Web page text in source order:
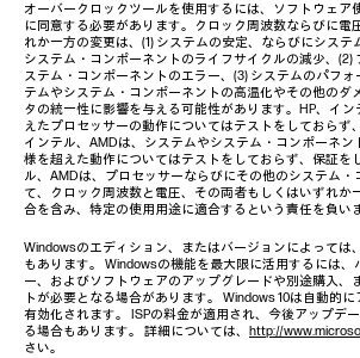
オーバークロックツールを使用するには、ソフトウェア
に同意する必要があります。クロック周波数ならびに電
れか一方の変更は、(1) システムの安定、ならびにシス
システム・コンポーネントのライフサイクルの減少、(2)
ステム・コンポーネントのエラー、(3) システムのパフォ
テムやシステム・コンポーネントの高温化やその他のダ
タの統一性に影響を与える可能性があります。HP、イ
えたプロセッサーの動作についてはテストをしておらず
インテル、AMDは、システムやシステム・コンポーネ
様を超えた動作についてはテストをしておらず、保証を
ル、AMDは、プロセッサーならびにその他のシステム・
て、クロック周波数と電圧、その両者もしくはいずれか
合を含み、特定の使用用途に適合するという責任を負い
Windowsのエディション、またはバージョンによっては
もあります。 Windowsの機能を最大限に活用するには
ー、およびソフトウェアのアップグレードや別途購入、
トが必要となる場合があります。 Windows 10は自動的
有効化されます。 ISPの料金が適用され、今後アップデ
る場合もあります。 詳細については、 http://
さい。